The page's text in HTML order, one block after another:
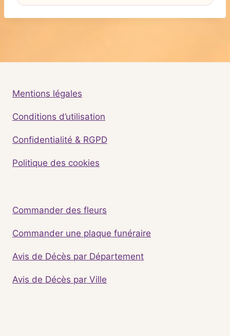
Mentions légales
Conditions d’utilisation
Confidentialité & RGPD
Politique des cookies
Commander des fleurs
Commander une plaque funéraire
Avis de Décès par Département
Avis de Décès par Ville